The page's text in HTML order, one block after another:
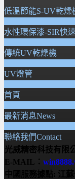
低溫節能S-UV乾燥
水性環保漆-SIR快
傳統UV乾燥機
UV燈管
首頁
最新消息News
聯絡我們Contact
光威精密科技有限
E-MAIL：
中國服務據點: 江